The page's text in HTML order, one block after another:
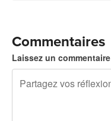
Commentaires
Laissez un commentaire